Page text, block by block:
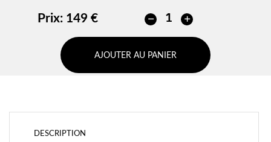
Prix: 149 €
AJOUTER AU PANIER
DESCRIPTION